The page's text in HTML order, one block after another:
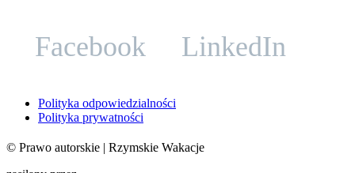
Facebook LinkedIn
Polityka odpowiedzialności
Polityka prywatności
© Prawo autorskie | Rzymskie Wakacje